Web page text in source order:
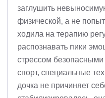
заглушить
физической, а не
ходила на терапию
распознавать пики
стрессом
спорт, специальные
дочка не причиняет